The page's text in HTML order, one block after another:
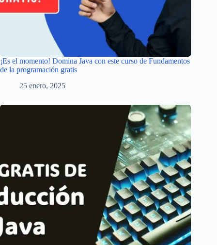
¡Es el momento! Domina Java con este curso de Fundamentos
de la programación gratis
25 enero, 2025